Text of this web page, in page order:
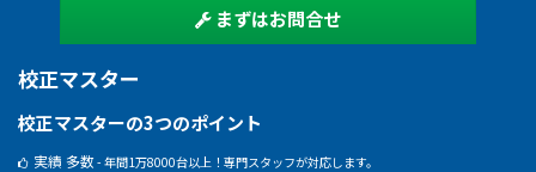
まずはお問合せ
校正マスター
校正マスターの3つのポイント
実績 多数- 年間1万8000台以上！専門スタッフが対応します。